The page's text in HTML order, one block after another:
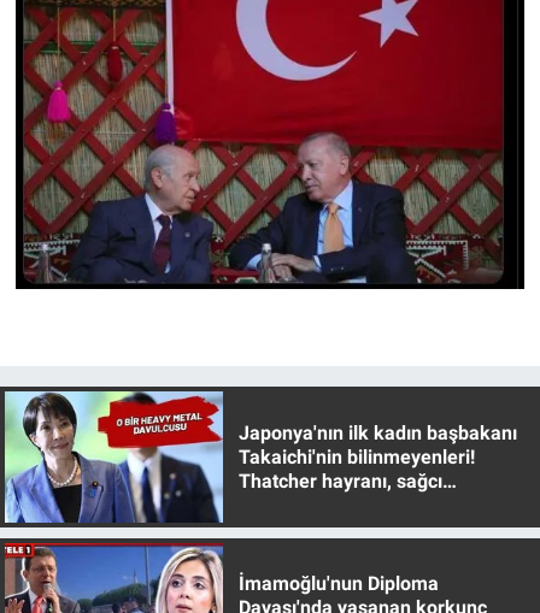
Japonya'nın ilk kadın başbakanı
Takaichi'nin bilinmeyenleri!
Thatcher hayranı, sağcı
İmamoğlu'nun Diploma
Davası'nda yaşanan korkunç